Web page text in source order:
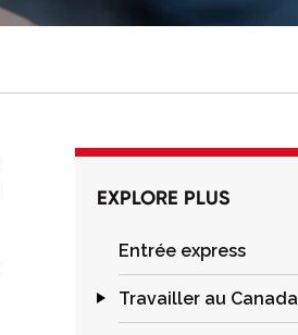
EXPLORE PLUS
Entrée express
Travailler au Canada